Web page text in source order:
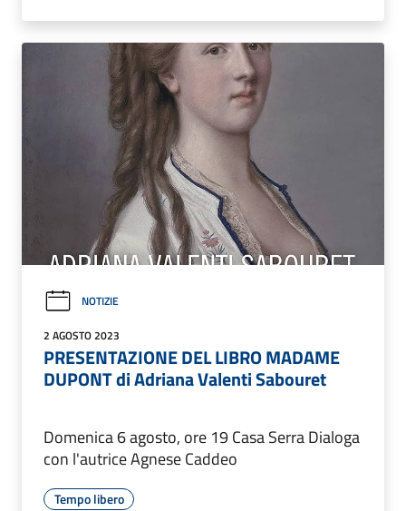
NOTIZIE
2 AGOSTO 2023
PRESENTAZIONE DEL LIBRO MADAME
DUPONT di Adriana Valenti Sabouret
Domenica 6 agosto, ore 19 Casa Serra Dialoga
con l'autrice Agnese Caddeo
Tempo libero